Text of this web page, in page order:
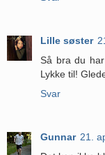
Lille søster
Så bra du
Lykke til!
Svar
Gunnar 21.